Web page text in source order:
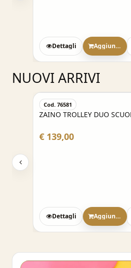
Dettagli Aggiungi
NUOVI ARRIVI
Cod. 76581
ZAINO TROLLEY DUO
€ 139,00
Dettagli Aggiungi